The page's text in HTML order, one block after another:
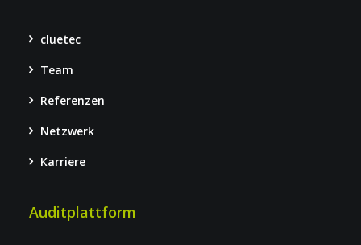
cluetec
Team
Referenzen
Netzwerk
Karriere
Auditplattform